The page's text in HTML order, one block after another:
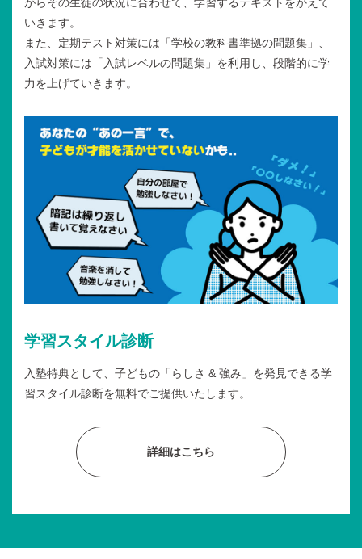
がらその生徒の状況に合わせて、学習するテキストをかえて
いきます。
また、定期テスト対策には「学校の教科書準拠の問題集」、
入試対策には「入試レベルの問題集」を利用し、段階的に学
力を上げていきます。
学習スタイル診断
入塾特典として、子どもの「らしさ & 強み」を発見できる学
習スタイル診断を無料でご提供いたします。
詳細はこちら